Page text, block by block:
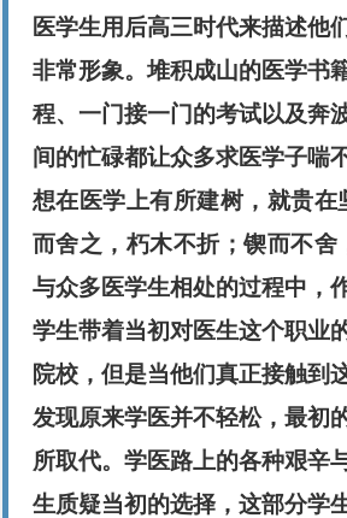
医学生用后高三时代来描述他
非常形象。堆积成山的医学书
程、一门接一门的考试以及奔
间的忙碌都让众多求医学子喘
想在医学上有所建树，就贵在
而舍之，朽木不折；锲而不舍
与众多医学生相处的过程中，
学生带着当初对医生这个职业
院校，但是当他们真正接触到
发现原来学医并不轻松，最初
所取代。学医路上的各种艰辛
生质疑当初的选择，这部分学